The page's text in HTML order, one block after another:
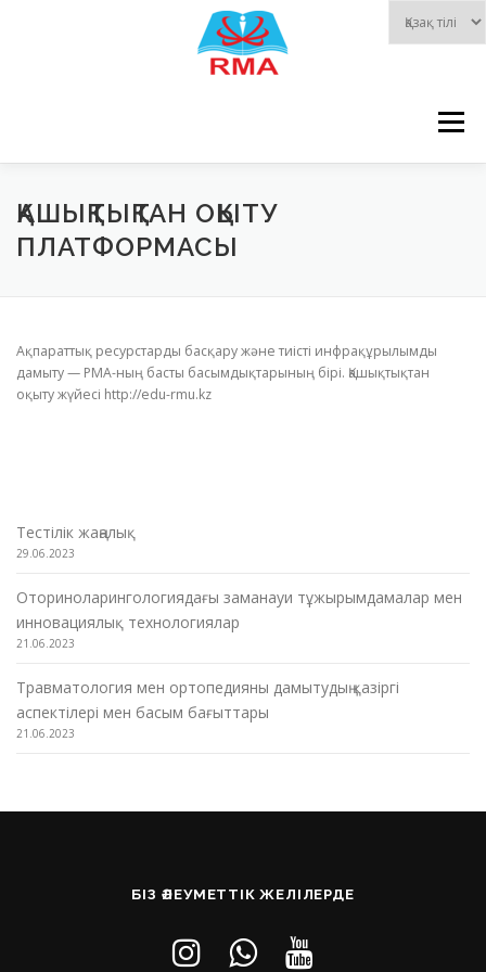
Menu
БАСТЫ БЕТ ЖАҢАЛЫҚТАР
ОҚЫТУШЫЛАР ЦИКЛДАР ҚҰЖАТТАР
ҚАШЫҚТЫҚТАН ОҚЫТУ
ПЛАТФОРМАСЫ
Ақпараттық ресурстарды басқару және тиісті инфрақұрылымды
дамыту — РМА-ның басты басымдықтарының бірі. Қашықтықтан
оқыту жүйесі http://edu-rmu.kz
Тестілік жаңалық
29.06.2023
Оториноларингологиядағы заманауи тұжырымдамалар мен
инновациялық технологиялар
21.06.2023
Травматология мен ортопедияны дамытудың қазіргі
аспектілері мен басым бағыттары
21.06.2023
БІЗ ӘЛЕУМЕТТІК ЖЕЛІЛЕРДЕ